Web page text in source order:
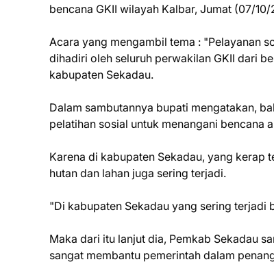
bencana GKII wilayah Kalbar, Jumat (07/
Acara yang mengambil tema : "Pelayanan
dihadiri oleh seluruh perwakilan GKII dari
kabupaten Sekadau.
Dalam sambutannya bupati mengatakan,
pelatihan sosial untuk menangani bencana
Karena di kabupaten Sekadau, yang kerap
hutan dan lahan juga sering terjadi.
"Di kabupaten Sekadau yang sering terjadi
Maka dari itu lanjut dia, Pemkab Sekadau
sangat membantu pemerintah dalam